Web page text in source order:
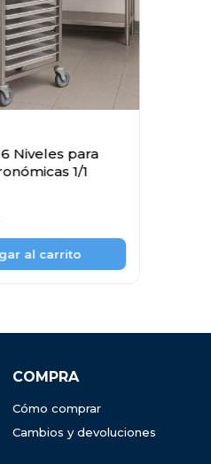
Niveles para
1/1
COMPRA
Cómo comprar
Cambios y devoluciones